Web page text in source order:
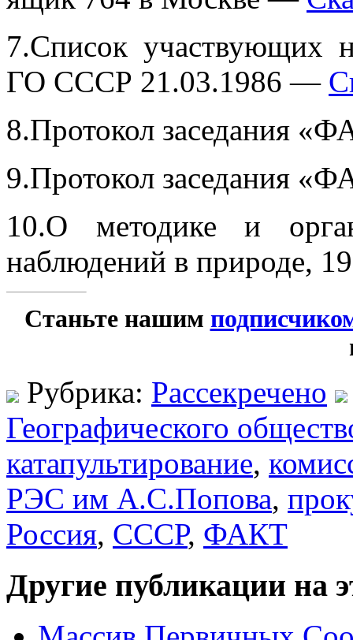
7.Список участвующих
ГО СССР 21.03.1986 —
8.Протокол заседания
9.Протокол заседания
10.О методике и
наблюдений в природе,
Станьте нашим
Рубрика: Рассекречено
Географического
катапультирование,
РЭС им А.С.Попова,
Россия, СССР, ФАКТ
Другие публикации на